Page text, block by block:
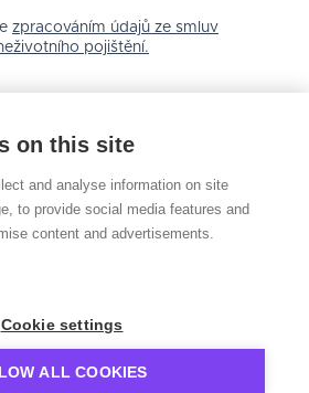
zpracováním údajů ze smluv
pojištění.
s obchodními podmínkami
a volím
formu komunikace.
mám svůj účet
on this site
and analyse information on site
to provide social media features and
content and advertisements.
Cookie settings
ALL COOKIES